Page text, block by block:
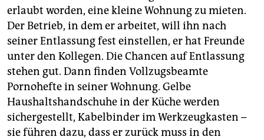
erlaubt worden, eine kleine Wohnung zu mieten.
Der Betrieb, in dem er arbeitet, will ihn nach
seiner Entlassung fest einstellen, er hat Freunde
unter den Kollegen. Die Chancen auf Entlassung
stehen gut. Dann finden Vollzugsbeamte
Pornohefte in seiner Wohnung. Gelbe
Haushaltshandschuhe in der Küche werden
sichergestellt, Kabelbinder im Werkzeugkasten –
sie führen dazu, dass er zurück muss in den